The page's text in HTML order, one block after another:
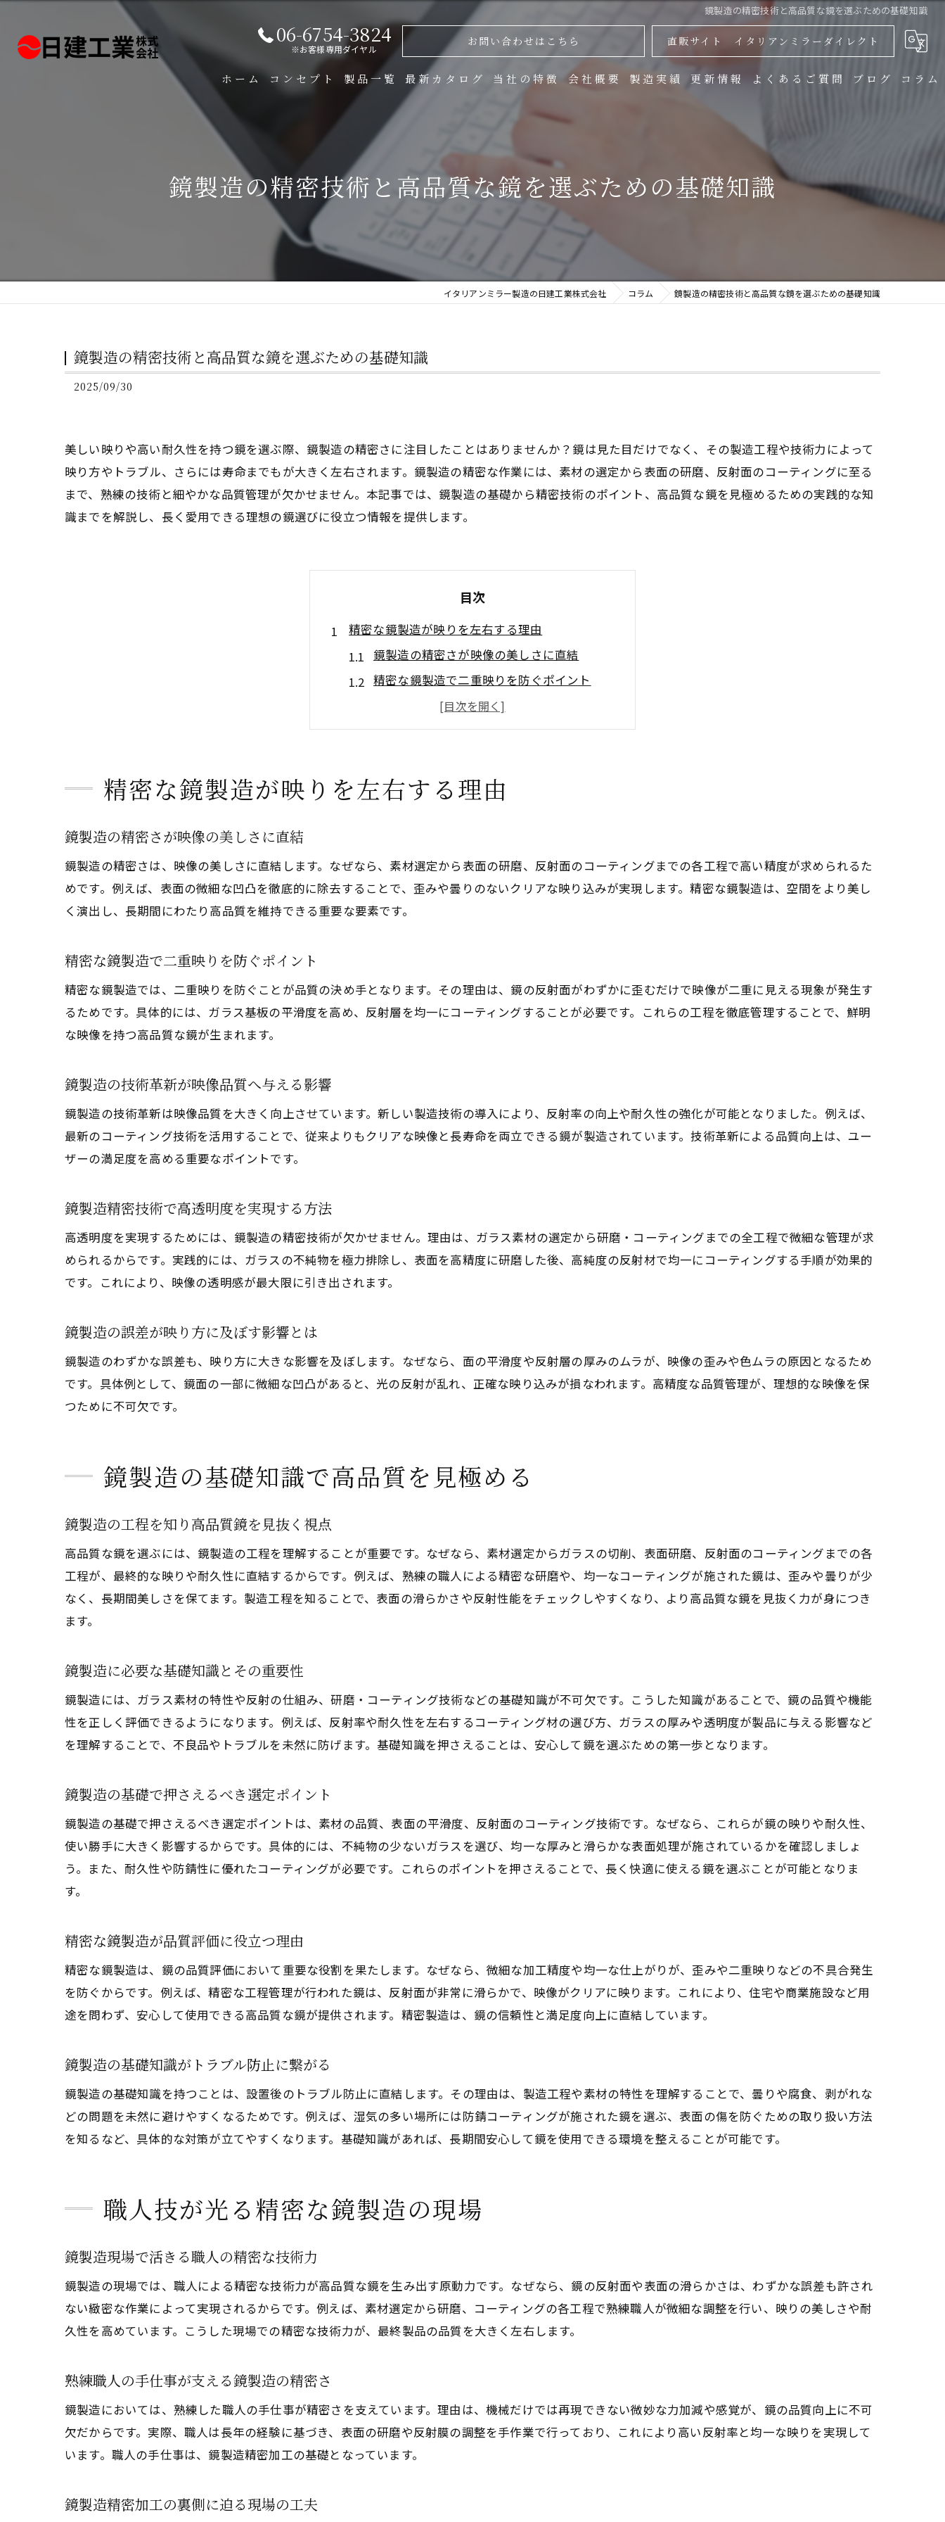
鏡製造の精密技術と高品質な鏡を選ぶための基礎知識
06-6754-3824
※お客様専用ダイヤル
お問い合わせはこちら 直販サイト イタリアンミラーダイレクト
ホーム コンセプト 製品一覧 最新カタログ 当社の特徴
オーダー
什器
会社概要 製造実績 更新情報 よくあるご質問 ブログ コラム
鏡製造の精密技術と高品質な鏡を選ぶための基礎知識
イタリアンミラー製造の日建工業株式会社 コラム 鏡製造の精密技術と高品質な鏡を選ぶための基礎知識
鏡製造の精密技術と高品質な鏡を選ぶための基礎知識
2025/09/30
美しい映りや高い耐久性を持つ鏡を選ぶ際、鏡製造の精密さに注目したことはありませんか？鏡は見た目だけでなく、その製造工程や技術力によって
映り方やトラブル、さらには寿命までもが大きく左右されます。鏡製造の精密な作業には、素材の選定から表面の研磨、反射面のコーティングに至る
まで、熟練の技術と細やかな品質管理が欠かせません。本記事では、鏡製造の基礎から精密技術のポイント、高品質な鏡を見極めるための実践的な知
識までを解説し、長く愛用できる理想の鏡選びに役立つ情報を提供します。
目次
精密な鏡製造が映りを左右する理由
鏡製造の精密さが映像の美しさに直結
精密な鏡製造で二重映りを防ぐポイント
鏡製造の技術革新が映像品質へ与える影響
鏡製造精密技術で高透明度を実現する方法
鏡製造の基礎知識で高品質を見極める
鏡製造の工程を知り高品質鏡を見抜く視点
鏡製造の基礎で押さえるべき選定ポイント
精密な鏡製造が品質評価に役立つ理由
鏡製造の基礎知識がトラブル防止に繋がる
熟練職人の手仕事が支える鏡製造の精密さ
鏡製造精密加工の裏側に迫る現場の工夫
鏡製造における高耐久性の秘密と精密技術
精密な鏡製造が寿命の長さを左右する理由
鏡製造における素材と研磨技術の重要性
鏡製造で選ぶべき素材の精密な基準とは
鏡製造に欠かせない研磨技術のポイント
鏡製造の素材と研磨技術で映りが変わる
二重映りを防ぐ鏡製造の工夫とは
二重映り防止に役立つ鏡製造精密技術
鏡製造現場で行う二重映り対策の実例
精密な鏡製造が映りを左右する理由
鏡製造の精密さが映像の美しさに直結
鏡製造の精密さは、映像の美しさに直結します。なぜなら、素材選定から表面の研磨、反射面のコーティングまでの各工程で高い精度が求められるた
めです。例えば、表面の微細な凹凸を徹底的に除去することで、歪みや曇りのないクリアな映り込みが実現します。精密な鏡製造は、空間をより美し
く演出し、長期間にわたり高品質を維持できる重要な要素です。
精密な鏡製造で二重映りを防ぐポイント
精密な鏡製造では、二重映りを防ぐことが品質の決め手となります。その理由は、鏡の反射面がわずかに歪むだけで映像が二重に見える現象が発生す
るためです。具体的には、ガラス基板の平滑度を高め、反射層を均一にコーティングすることが必要です。これらの工程を徹底管理することで、鮮明
な映像を持つ高品質な鏡が生まれます。
鏡製造の技術革新が映像品質へ与える影響
鏡製造の技術革新は映像品質を大きく向上させています。新しい製造技術の導入により、反射率の向上や耐久性の強化が可能となりました。例えば、
最新のコーティング技術を活用することで、従来よりもクリアな映像と長寿命を両立できる鏡が製造されています。技術革新による品質向上は、ユー
ザーの満足度を高める重要なポイントです。
鏡製造精密技術で高透明度を実現する方法
高透明度を実現するためには、鏡製造の精密技術が欠かせません。理由は、ガラス素材の選定から研磨・コーティングまでの全工程で微細な管理が求
められるからです。実践的には、ガラスの不純物を極力排除し、表面を高精度に研磨した後、高純度の反射材で均一にコーティングする手順が効果的
です。これにより、映像の透明感が最大限に引き出されます。
鏡製造の誤差が映り方に及ぼす影響とは
鏡製造のわずかな誤差も、映り方に大きな影響を及ぼします。なぜなら、面の平滑度や反射層の厚みのムラが、映像の歪みや色ムラの原因となるため
です。具体例として、鏡面の一部に微細な凹凸があると、光の反射が乱れ、正確な映り込みが損なわれます。高精度な品質管理が、理想的な映像を保
つために不可欠です。
鏡製造の基礎知識で高品質を見極める
鏡製造の工程を知り高品質鏡を見抜く視点
高品質な鏡を選ぶには、鏡製造の工程を理解することが重要です。なぜなら、素材選定からガラスの切削、表面研磨、反射面のコーティングまでの各
工程が、最終的な映りや耐久性に直結するからです。例えば、熟練の職人による精密な研磨や、均一なコーティングが施された鏡は、歪みや曇りが少
なく、長期間美しさを保てます。製造工程を知ることで、表面の滑らかさや反射性能をチェックしやすくなり、より高品質な鏡を見抜く力が身につき
ます。
鏡製造に必要な基礎知識とその重要性
鏡製造には、ガラス素材の特性や反射の仕組み、研磨・コーティング技術などの基礎知識が不可欠です。こうした知識があることで、鏡の品質や機能
性を正しく評価できるようになります。例えば、反射率や耐久性を左右するコーティング材の選び方、ガラスの厚みや透明度が製品に与える影響など
を理解することで、不良品やトラブルを未然に防げます。基礎知識を押さえることは、安心して鏡を選ぶための第一歩となります。
鏡製造の基礎で押さえるべき選定ポイント
鏡製造の基礎で押さえるべき選定ポイントは、素材の品質、表面の平滑度、反射面のコーティング技術です。なぜなら、これらが鏡の映りや耐久性、
使い勝手に大きく影響するからです。具体的には、不純物の少ないガラスを選び、均一な厚みと滑らかな表面処理が施されているかを確認しましょ
う。また、耐久性や防錆性に優れたコーティングが必要です。これらのポイントを押さえることで、長く快適に使える鏡を選ぶことが可能となりま
す。
精密な鏡製造が品質評価に役立つ理由
精密な鏡製造は、鏡の品質評価において重要な役割を果たします。なぜなら、微細な加工精度や均一な仕上がりが、歪みや二重映りなどの不具合発生
を防ぐからです。例えば、精密な工程管理が行われた鏡は、反射面が非常に滑らかで、映像がクリアに映ります。これにより、住宅や商業施設など用
途を問わず、安心して使用できる高品質な鏡が提供されます。精密製造は、鏡の信頼性と満足度向上に直結しています。
鏡製造の基礎知識がトラブル防止に繋がる
鏡製造の基礎知識を持つことは、設置後のトラブル防止に直結します。その理由は、製造工程や素材の特性を理解することで、曇りや腐食、剥がれな
どの問題を未然に避けやすくなるためです。例えば、湿気の多い場所には防錆コーティングが施された鏡を選ぶ、表面の傷を防ぐための取り扱い方法
を知るなど、具体的な対策が立てやすくなります。基礎知識があれば、長期間安心して鏡を使用できる環境を整えることが可能です。
職人技が光る精密な鏡製造の現場
鏡製造現場で活きる職人の精密な技術力
鏡製造の現場では、職人による精密な技術力が高品質な鏡を生み出す原動力です。なぜなら、鏡の反射面や表面の滑らかさは、わずかな誤差も許され
ない緻密な作業によって実現されるからです。例えば、素材選定から研磨、コーティングの各工程で熟練職人が微細な調整を行い、映りの美しさや耐
久性を高めています。こうした現場での精密な技術力が、最終製品の品質を大きく左右します。
熟練職人の手仕事が支える鏡製造の精密さ
鏡製造においては、熟練した職人の手仕事が精密さを支えています。理由は、機械だけでは再現できない微妙な力加減や感覚が、鏡の品質向上に不可
欠だからです。実際、職人は長年の経験に基づき、表面の研磨や反射膜の調整を手作業で行っており、これにより高い反射率と均一な映りを実現して
います。職人の手仕事は、鏡製造精密加工の基礎となっています。
鏡製造精密加工の裏側に迫る現場の工夫